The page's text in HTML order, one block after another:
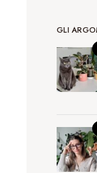
GLI